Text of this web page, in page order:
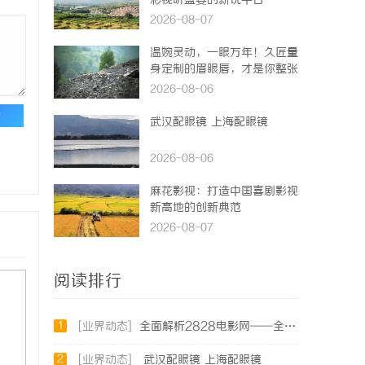
2026-08-07
温婉灵动，一眼万年！久匠量
身定制的眉眼唇，才是你整张
脸的点睛之笔！淡颜系女生的
2026-08-06
武汉配眼镜 上海配眼镜
2026-08-06
麻花影视：打造中国喜剧影视
新高地的创新典范
2026-08-07
阅读排行
1 [业界动态] 全面解析2828电影网——全方位提升你的观影体验平台
2 [业界动态] 武汉配眼镜 上海配眼镜